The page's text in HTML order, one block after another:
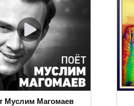
Муслим Магомаев